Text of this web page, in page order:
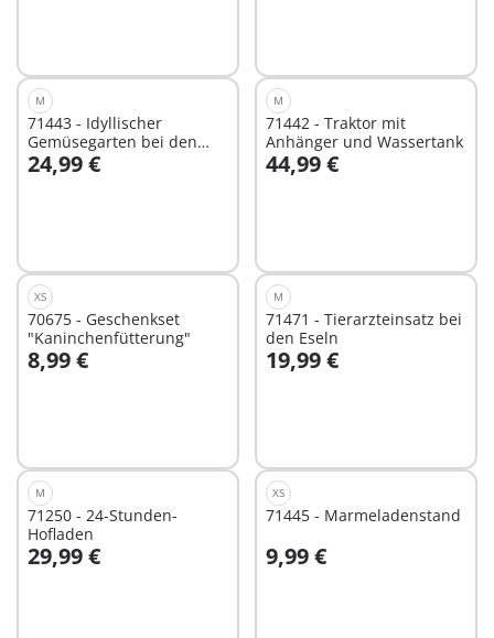
M
71443 - Idyllischer
Gemüsegarten bei den
Großeltern
24,99 €
In den Warenkorb
M
71442 - Traktor mit
Anhänger und Wassertank
44,99 €
In den Warenkorb
XS
70675 - Geschenkset
"Kaninchenfütterung"
8,99 €
In den Warenkorb
M
71471 - Tierarzteinsatz bei
den Eseln
19,99 €
In den Warenkorb
M
71250 - 24-Stunden-
Hofladen
29,99 €
In den Warenkorb
XS
71445 - Marmeladenstand
9,99 €
In den Warenkorb